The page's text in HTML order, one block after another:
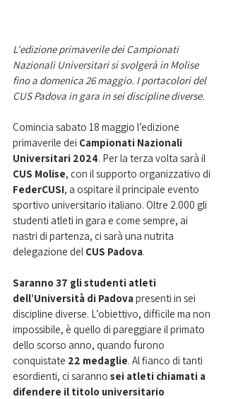
L'edizione primaverile dei Campionati
Nazionali Universitari si svolgerà in Molise
fino a domenica 26 maggio. I portacolori del
CUS Padova in gara in sei discipline diverse.
Comincia sabato 18 maggio l’edizione
primaverile dei Campionati Nazionali
Universitari 2024. Per la terza volta sarà il
CUS Molise, con il supporto organizzativo di
FederCUSI, a ospitare il principale evento
sportivo universitario italiano. Oltre 2.000 gli
studenti atleti in gara e come sempre, ai
nastri di partenza, ci sarà una nutrita
delegazione del CUS Padova.
Saranno 37 gli studenti atleti
dell’Università di Padova presenti in sei
discipline diverse. L’obiettivo, difficile ma non
impossibile, è quello di pareggiare il primato
dello scorso anno, quando furono
conquistate 22 medaglie. Al fianco di tanti
esordienti, ci saranno sei atleti chiamati a
difendere il titolo universitario